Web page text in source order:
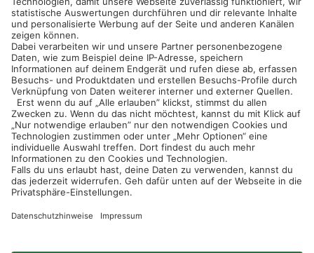
Touristik
International
REWE Group
Interne Kommunikation
Domstraße 20
50668 Köln
one@rewe-group.com